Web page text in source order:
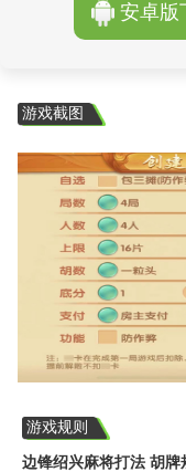
安卓版
游戏截图
游戏规则
边锋绍兴麻将打法 胡牌